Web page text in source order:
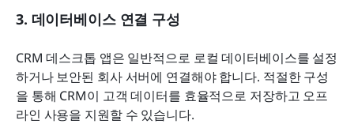
3. 데이터베이스 연결 구성
CRM 데스크톱 앱은 일반적으로 로컬 데이터베이스를 설정
하거나 보안된 회사 서버에 연결해야 합니다. 적절한 구성
을 통해 CRM이 고객 데이터를 효율적으로 저장하고 오프
라인 사용을 지원할 수 있습니다.